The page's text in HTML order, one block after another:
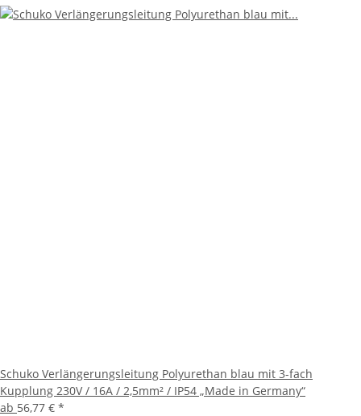
Schuko Verlängerungsleitung Polyurethan blau mit 3-fach
Kupplung 230V / 16A / 2,5mm² / IP54 „Made in Germany“
ab 56,77 € *